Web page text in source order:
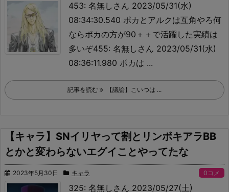
453: 名無しさん 2023/05/31(水)
08:34:30.540 ポカとアルクは互角やろ何
ならポカの方が90＋＋で活躍した実績は
多いぞ455: 名無しさん 2023/05/31(水)
08:36:11.980 ポカは ...
記事を読む 【議論】こいつは ...
【キャラ】SNイリヤって割とリンボキアラBB
とかと変わらないエグイことやってたな
2023年5月30日 キャラ 0コメ
325: 名無しさん 2023/05/27(土)